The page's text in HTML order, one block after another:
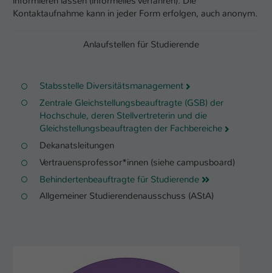
Kontaktaufnahme kann in jeder Form erfolgen, auch anonym.
Anlaufstellen für Studierende
Stabsstelle Diversitätsmanagement
Zentrale Gleichstellungsbeauftragte (GSB) der
Hochschule, deren Stellvertreterin und die
Gleichstellungsbeauftragten der Fachbereiche
Dekanatsleitungen
Vertrauensprofessor*innen (siehe campusboard)
Behindertenbeauftragte für Studierende
Allgemeiner Studierendenausschuss (AStA)